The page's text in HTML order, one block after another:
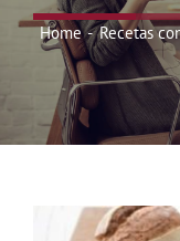
Tienda
Lonjas
Symposiums
Home Recetas